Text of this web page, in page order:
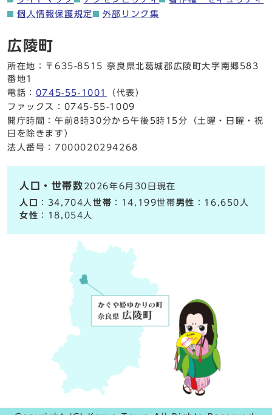
個人情報保護規定
外部リンク集
広陵町
所在地：〒635-8515 奈良県北葛城郡広陵町大字南郷583
番地1
電話： 0745-55-1001
（代表）
ファックス：0745-55-1009
開庁時間：午前8時30分から午後5時15分（土曜・日曜・祝
日を除きます）
法人番号：7000020294268
人口・世帯数 2026年6月30日現在
人口
：34,704人世帯 ：14,199世帯男性 ：16,650人
女性 ：18,054人